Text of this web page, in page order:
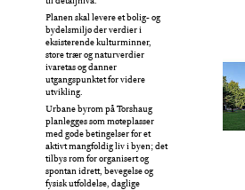
Planen skal levere et bolig- og
bydelsmiljø der verdier i
eksisterende kulturminner,
store trær og naturverdier
ivaretas og danner
utgangspunktet for videre
utvikling.
Urbane byrom på Torshaug
planlegges som møteplasser
med gode betingelser for et
aktivt mangfoldig liv i byen; det
tilbys rom for organisert og
spontan idrett, bevegelse og
fysisk utfoldelse, daglige